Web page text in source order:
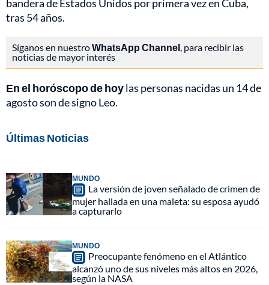
bandera de Estados Unidos por primera vez en Cuba,
tras 54 años.
Síganos en nuestroWhatsApp Channel, para recibir las
noticias de mayor interés
En el horóscopo de hoylas personas nacidas un 14 de
agosto son de signo Leo.
Últimas Noticias
MUNDO
La versión de joven señalado de crimen de
mujer hallada en una maleta: su esposa ayudó
a capturarlo
MUNDO
Preocupante fenómeno en el Atlántico
alcanzó uno de sus niveles más altos en 2026,
según la NASA